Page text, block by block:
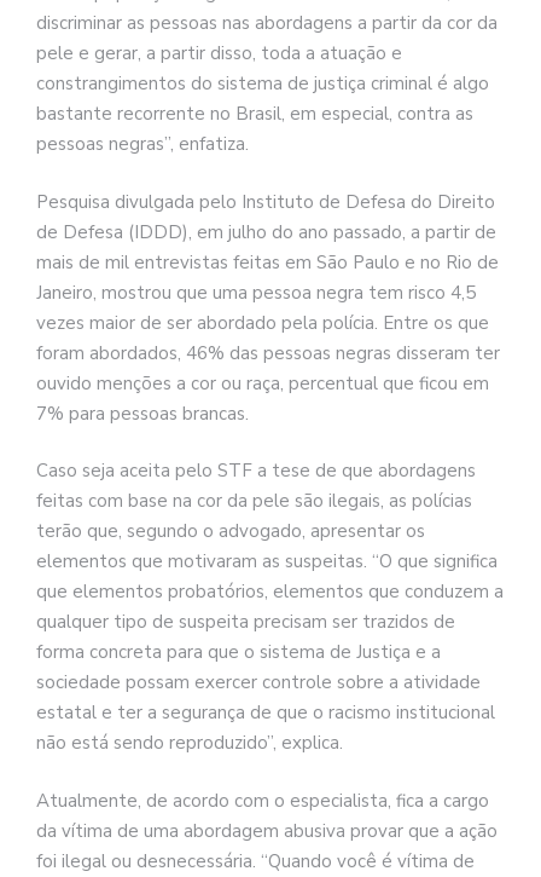
discriminar as pessoas nas abordagens a partir da cor da
pele e gerar, a partir disso, toda a atuação e
constrangimentos do sistema de justiça criminal é algo
bastante recorrente no Brasil, em especial, contra as
pessoas negras”, enfatiza.
Pesquisa divulgada pelo Instituto de Defesa do Direito
de Defesa (IDDD), em julho do ano passado, a partir de
mais de mil entrevistas feitas em São Paulo e no Rio de
Janeiro, mostrou que uma pessoa negra tem risco 4,5
vezes maior de ser abordado pela polícia. Entre os que
foram abordados, 46% das pessoas negras disseram ter
ouvido menções a cor ou raça, percentual que ficou em
7% para pessoas brancas.
Caso seja aceita pelo STF a tese de que abordagens
feitas com base na cor da pele são ilegais, as polícias
terão que, segundo o advogado, apresentar os
elementos que motivaram as suspeitas. “O que significa
que elementos probatórios, elementos que conduzem a
qualquer tipo de suspeita precisam ser trazidos de
forma concreta para que o sistema de Justiça e a
sociedade possam exercer controle sobre a atividade
estatal e ter a segurança de que o racismo institucional
não está sendo reproduzido”, explica.
Atualmente, de acordo com o especialista, fica a cargo
da vítima de uma abordagem abusiva provar que a ação
foi ilegal ou desnecessária. “Quando você é vítima de